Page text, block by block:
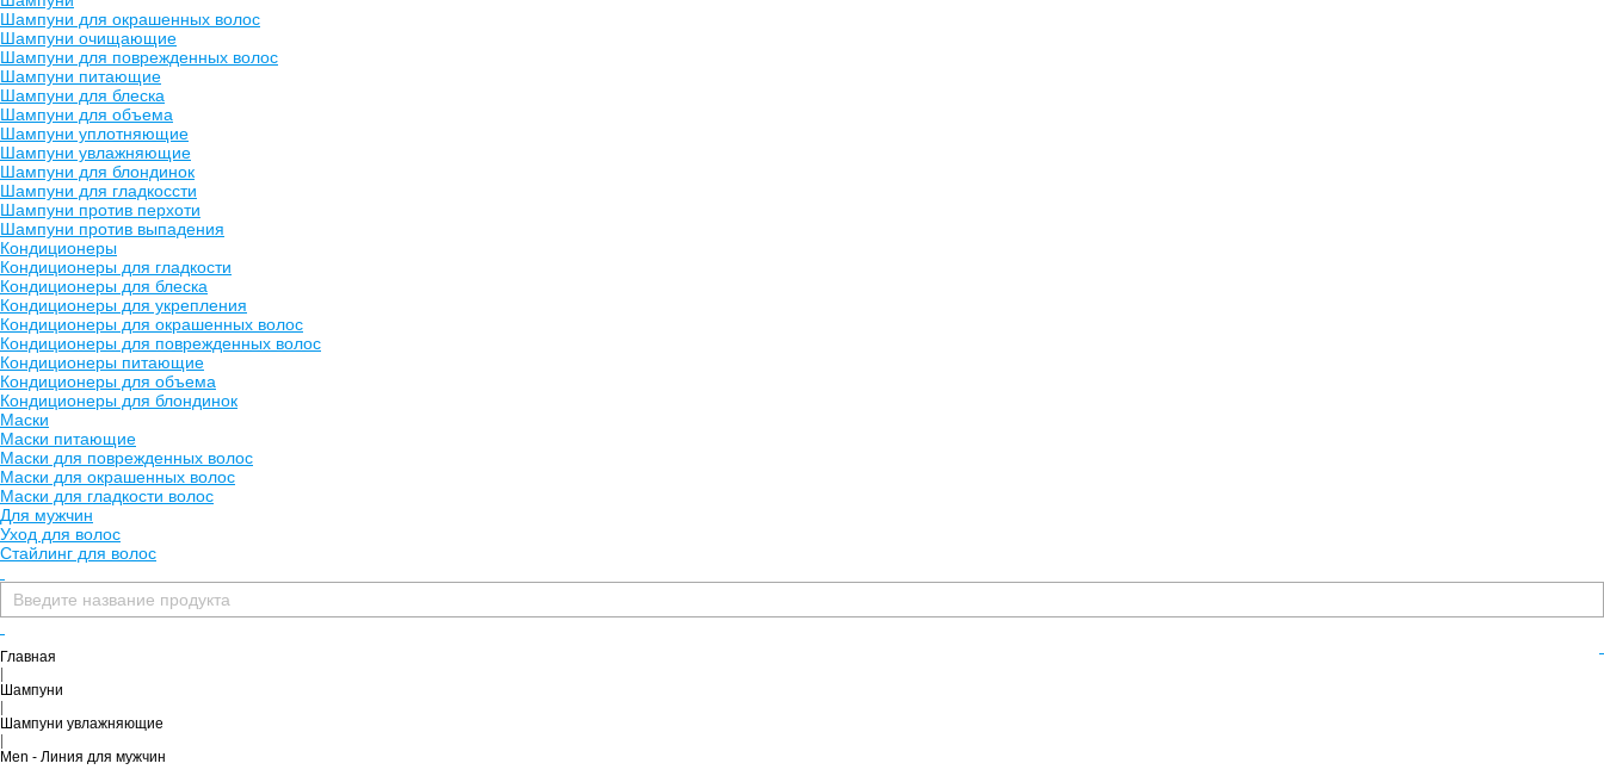
Шампуни для окрашенных волос
Шампуни очищающие
Шампуни для поврежденных волос
Шампуни питающие
Шампуни для блеска
Шампуни для объема
Шампуни уплотняющие
Шампуни увлажняющие
Шампуни для блондинок
Шампуни для гладкоссти
Шампуни против перхоти
Шампуни против выпадения
Кондиционеры
Кондиционеры для гладкости
Кондиционеры для блеска
Кондиционеры для укрепления
Кондиционеры для окрашенных волос
Кондиционеры для поврежденных волос
Кондиционеры питающие
Кондиционеры для объема
Кондиционеры для блондинок
Маски
Маски питающие
Маски для поврежденных волос
Маски для окрашенных волос
Маски для гладкости волос
Для мужчин
Уход для волос
Стайлинг для волос
Главная
Шампуни
Шампуни увлажняющие
Men - Линия для мужчин